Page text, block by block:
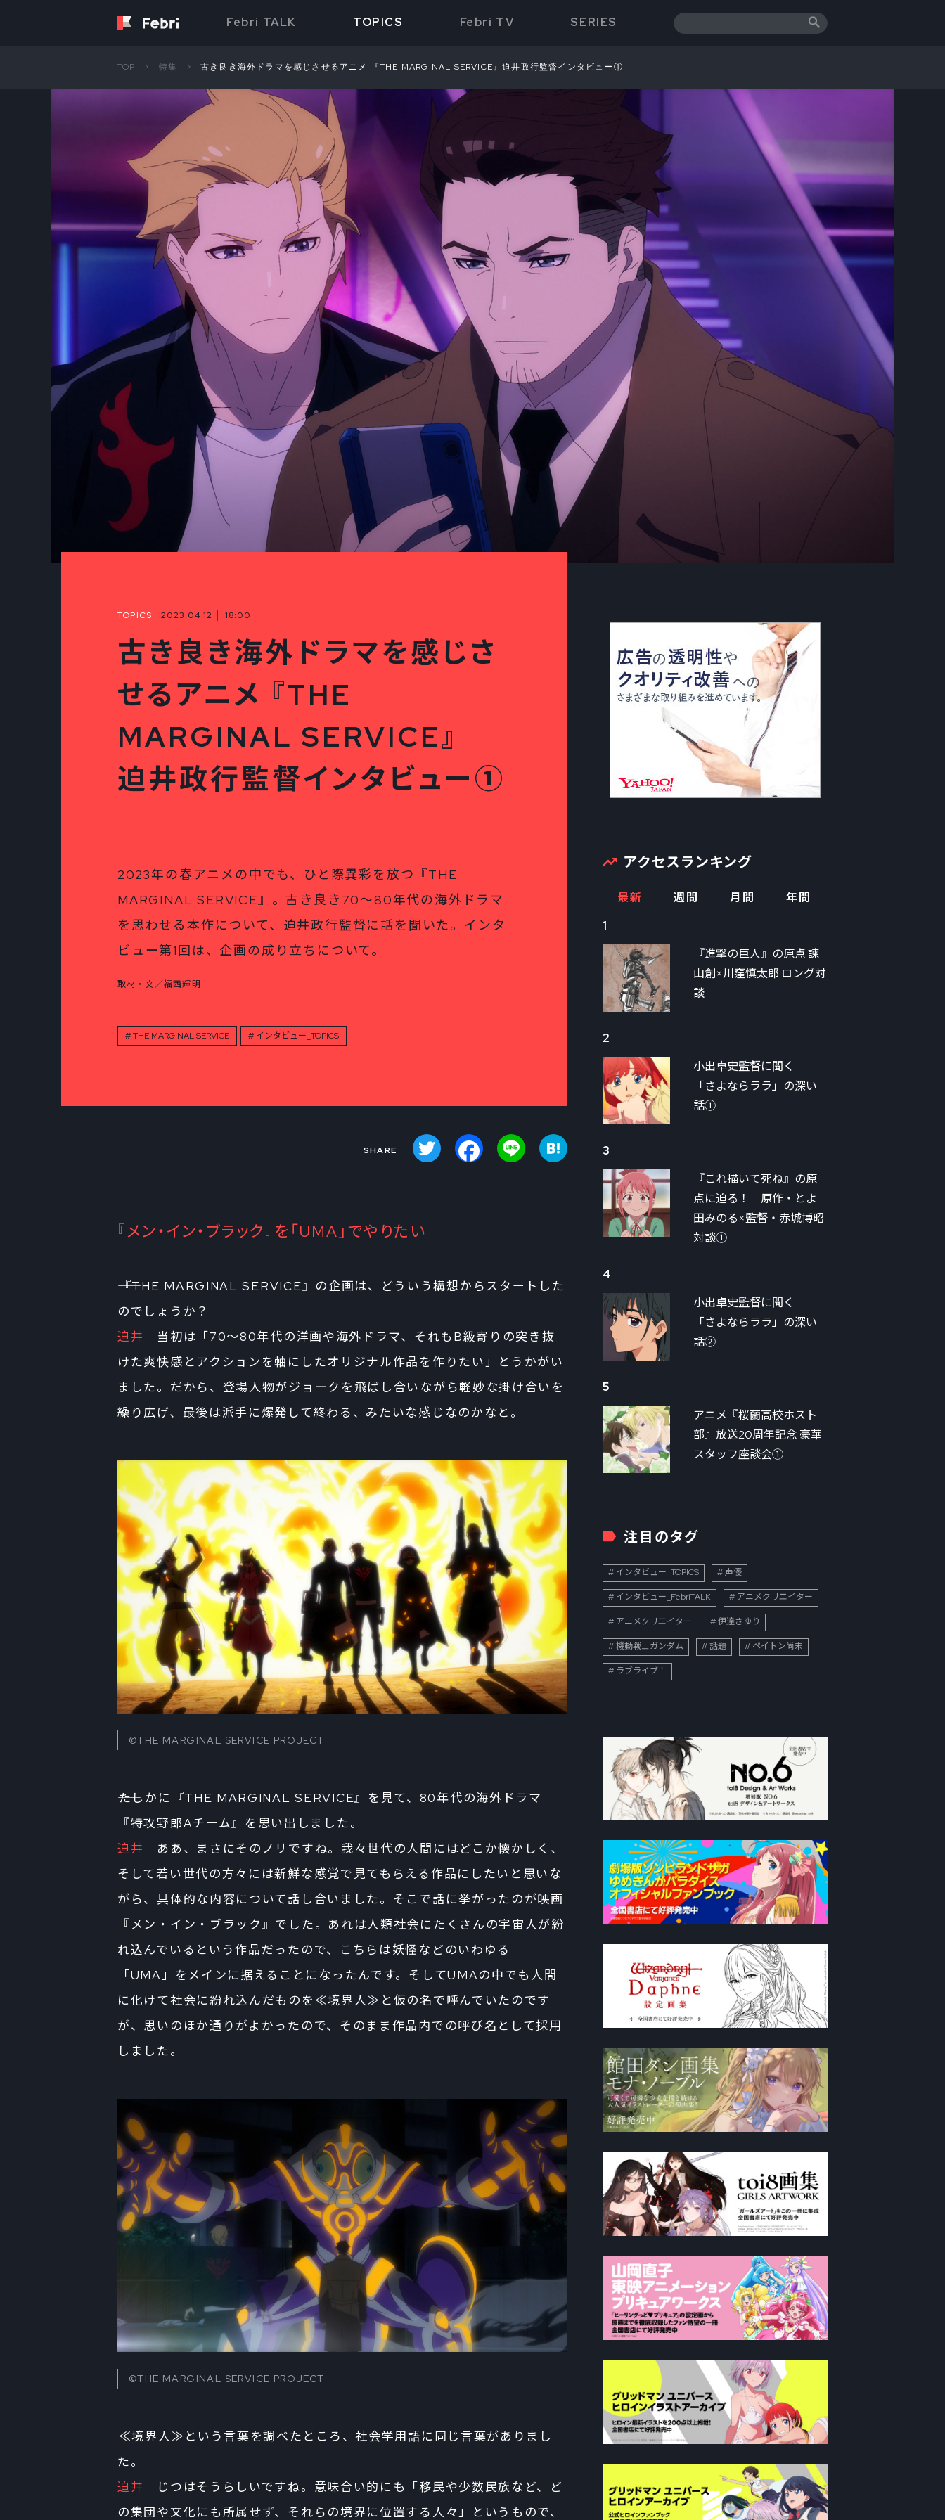
Febri TALK TOPICS Febri TV SERIES
TOP 特集 古き良き海外ドラマを感じさせるアニメ 『THE MARGINAL SERVICE』迫井政行監督インタビュー①
TOPICS 2023.04.12 │ 18:00
古き良き海外ドラマを感じさ
せるアニメ 『THE
MARGINAL SERVICE』
迫井政行監督インタビュー①
2023年の春アニメの中でも、ひと際異彩を放つ『THE
MARGINAL SERVICE』。古き良き70～80年代の海外ドラマ
を思わせる本作について、迫井政行監督に話を聞いた。インタ
ビュー第1回は、企画の成り立ちについて。
取材・文／福西輝明
THE MARGINAL SERVICE インタビュー_TOPICS
Twitter Facebook Line
『メン・イン・ブラック』を「UMA」でやりたい
――『THE MARGINAL SERVICE』の企画は、どういう構想からスタートした
のでしょうか？
迫井
当初は「70～80年代の洋画や海外ドラマ、それもB級寄りの突き抜
けた爽快感とアクションを軸にしたオリジナル作品を作りたい」とうかがい
ました。だから、登場人物がジョークを飛ばし合いながら軽妙な掛け合いを
繰り広げ、最後は派手に爆発して終わる、みたいな感じなのかなと。
©THE MARGINAL SERVICE PROJECT
――たしかに『THE MARGINAL SERVICE』を見て、80年代の海外ドラマ
『特攻野郎Aチーム』を思い出しました。
迫井
ああ、まさにそのノリですね。我々世代の人間にはどこか懐かしく、
そして若い世代の方々には新鮮な感覚で見てもらえる作品にしたいと思いな
がら、具体的な内容について話し合いました。そこで話に挙がったのが映画
『メン・イン・ブラック』でした。あれは人類社会にたくさんの宇宙人が紛
れ込んでいるという作品だったので、こちらは妖怪などのいわゆる
「UMA」をメインに据えることになったんです。そしてUMAの中でも人間
に化けて社会に紛れ込んだものを≪境界人≫と仮の名で呼んでいたのです
が、思いのほか通りがよかったので、そのまま作品内での呼び名として採用
しました。
©THE MARGINAL SERVICE PROJECT
――≪境界人≫という言葉を調べたところ、社会学用語に同じ言葉がありまし
た。
迫井
じつはそうらしいですね。意味合い的にも「移民や少数民族など、ど
の集団や文化にも所属せず、それらの境界に位置する人々」というもので、
アクセスランキング
最新 週間 月間
年間
1
『進撃の巨人』の原点 諫
山創×川窪慎太郎 ロング対
談
2
小出卓史監督に聞く
「さよならララ」の深い
話①
3
『これ描いて死ね』の原
点に迫る！ 原作・とよ
田みのる×監督・赤城博昭
対談①
4
小出卓史監督に聞く
「さよならララ」の深い
話②
5
アニメ『桜蘭高校ホスト
部』放送20周年記念 豪華
スタッフ座談会①
注目のタグ
インタビュー_TOPICS 声優
インタビュー_FebriTALK アニメクリエイター
アニメクリエイター 伊達さゆり
機動戦士ガンダム 話題 ペイトン尚未
ラブライブ！